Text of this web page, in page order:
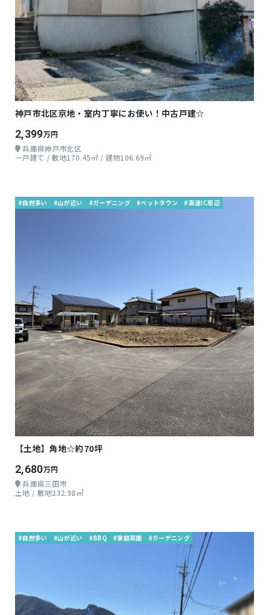
神戸市北区京地・室内丁寧にお使い！中古戸建☆
2,399万円
兵庫県神戸市北区
一戸建て / 敷地170.45㎡ / 建物106.69㎡
#自然多い #山が近い #ガーデニング #ベットタウン #高速IC周辺
【土地】角地☆約70坪
2,680万円
兵庫県三田市
土地 / 敷地232.98㎡
#自然多い #山が近い #BBQ #家庭菜園 #ガーデニング